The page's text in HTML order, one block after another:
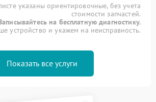
указаны ориентировочные, без учета
стоимости запчастей.
на бесплатную диагностику.
устройство и укажем на неисправность.
Показать все услуги